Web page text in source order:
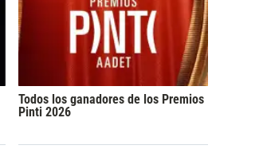
Todos los ganadores de los Premios
Pinti 2026